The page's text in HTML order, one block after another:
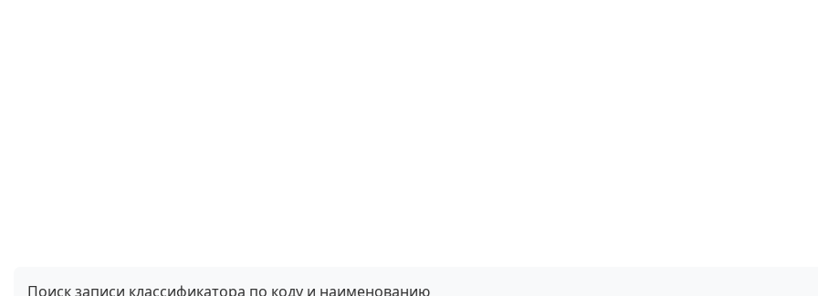
Поиск записи классификатора по коду и наименованию